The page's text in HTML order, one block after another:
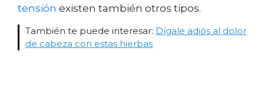
tensión existen también otros tipos.
También te puede interesar: Dígale adiós al dolor
de cabeza con estas hierbas